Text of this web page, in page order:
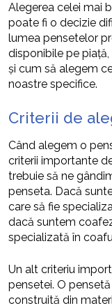
Alegerea celei mai
poate fi o decizie
lumea pensetelor
disponibile pe
și cum să alegem
noastre specifice.
Criterii de
Când alegem o
criterii importante
trebuie să ne
penseta. Dacă
care să fie
dacă suntem
specializată în
Un alt criteriu
pensetei. O
construită din